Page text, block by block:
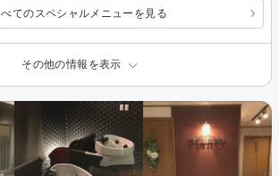
てのスペシャルメニューを見る
その他の情報を表示